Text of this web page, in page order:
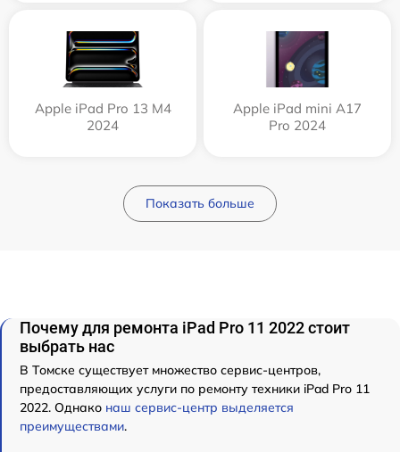
Apple iPad Pro 13 M4
2024
Apple iPad mini A17
Pro 2024
Показать больше
Почему для ремонта iPad Pro 11 2022 стоит
выбрать нас
В Томске существует множество сервис-центров,
предоставляющих услуги по ремонту техники iPad Pro 11
2022. Однако наш сервис-центр выделяется
преимуществами.